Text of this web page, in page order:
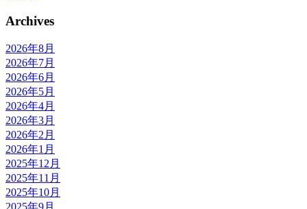
Archives
2026年8月
2026年7月
2026年6月
2026年5月
2026年4月
2026年3月
2026年2月
2026年1月
2025年12月
2025年11月
2025年10月